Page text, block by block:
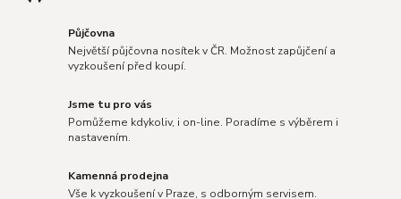
Půjčovna
Největší půjčovna nosítek v ČR. Možnost zapůjčení a
vyzkoušení před koupí.
Jsme tu pro vás
Pomůžeme kdykoliv, i on-line. Poradíme s výběrem i
nastavením.
Kamenná prodejna
Vše k vyzkoušení v Praze, s odborným servisem.